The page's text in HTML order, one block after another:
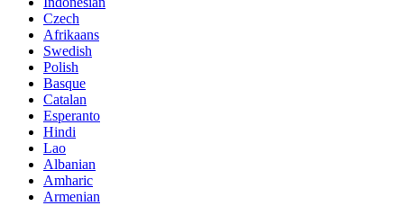
Czech
Afrikaans
Swedish
Polish
Basque
Catalan
Esperanto
Hindi
Lao
Albanian
Amharic
Armenian